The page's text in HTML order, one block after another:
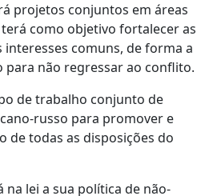
projetos conjuntos em áreas
como objetivo fortalecer as
interesses comuns, de forma a
não regressar ao conflito.
de trabalho conjunto de
russo para promover e
de todas as disposições do
na lei a sua política de não-